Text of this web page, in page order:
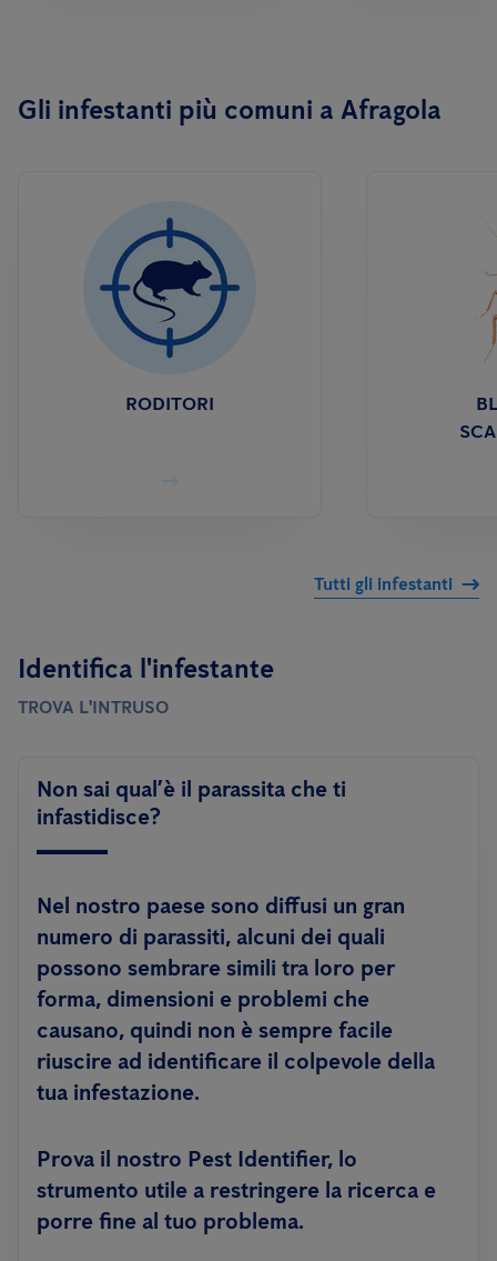
Gli infestanti più comuni a Afragola
RODITORI
Tutti gli infestanti
Identifica l'infestante
TROVA L'INTRUSO
Non sai qual’è il parassita che ti
infastidisce?
Nel nostro paese sono diffusi un gran
numero di parassiti, alcuni dei quali
possono sembrare simili tra loro per
forma, dimensioni e problemi che
causano, quindi non è sempre facile
riuscire ad identificare il colpevole della
tua infestazione.
Prova il nostro Pest Identifier, lo
strumento utile a restringere la ricerca e
porre fine al tuo problema.